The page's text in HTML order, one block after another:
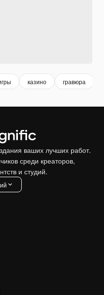
казино гравюра
ваших лучших работ.
среди креаторов,
и студий.